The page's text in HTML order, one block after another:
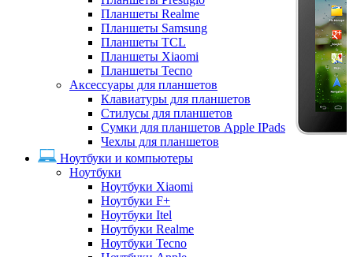
Планшеты Realme
Планшеты Samsung
Планшеты TCL
Планшеты Xiaomi
Планшеты Tecno
Аксессуары для планшетов
Клавиатуры для планшетов
Стилусы для планшетов
Сумки для планшетов Apple IPads
Чехлы для планшетов
Ноутбуки и компьютеры
Ноутбуки
Ноутбуки Xiaomi
Ноутбуки F+
Ноутбуки Itel
Ноутбуки Realme
Ноутбуки Tecno